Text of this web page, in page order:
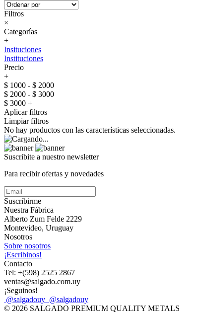
Filtros
×
Categorías
+
Insituciones
Instituciones
Precio
+
$ 1000 - $ 2000
$ 2000 - $ 3000
$ 3000 +
Aplicar filtros
Limpiar filtros
No hay productos con las características seleccionadas.
Suscribite a nuestro newsletter
Para recibir ofertas y novedades
Suscribirme
Nuestra Fábrica
Alberto Zum Felde 2229
Montevideo, Uruguay
Nosotros
Sobre nosotros
¡Escribinos!
Contacto
Tel: +(598) 2525 2867
ventas@salgado.com.uy
¡Seguinos!
@salgadouy @salgadouy
© 2026 SALGADO PREMIUM QUALITY METALS